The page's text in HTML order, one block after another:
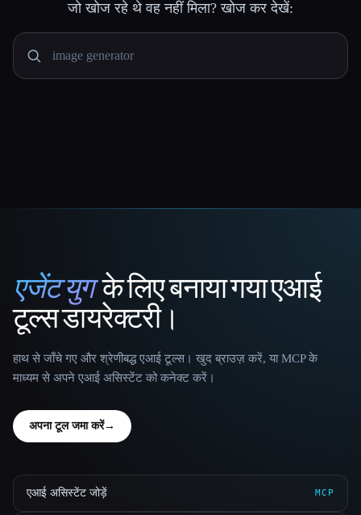
जो खोज रहे थे वह नहीं मिला? खोज कर देखें:
That AI Collection
एजेंट युगके लिए बनाया गया एआई
टूल्स डायरेक्टरी।
हाथ से जाँचे गए और श्रेणीबद्ध एआई टूल्स। खुद ब्राउज़ करें, या MCP के
माध्यम से अपने एआई असिस्टेंट को कनेक्ट करें।
अपना टूल जमा करें→
एआई असिस्टेंट जोड़ें MCP